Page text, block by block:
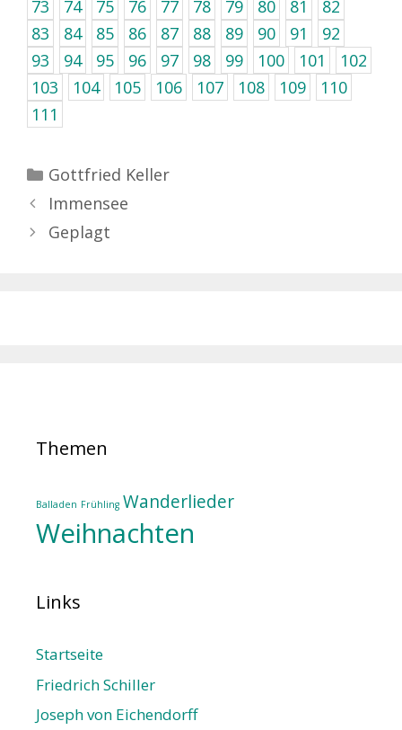
73
74 75 76 77 78 79 80 81
82
83
84 85 86 87 88 89 90 91
92
93
94 95 96 97 98 99 100 101
102
103
104 105 106 107 108 109
110
111
Kategorien
Gottfried Keller
Immensee
Geplagt
Themen
Balladen Frühling Wanderlieder
Weihnachten
Links
Startseite
Friedrich Schiller
Joseph von Eichendorff